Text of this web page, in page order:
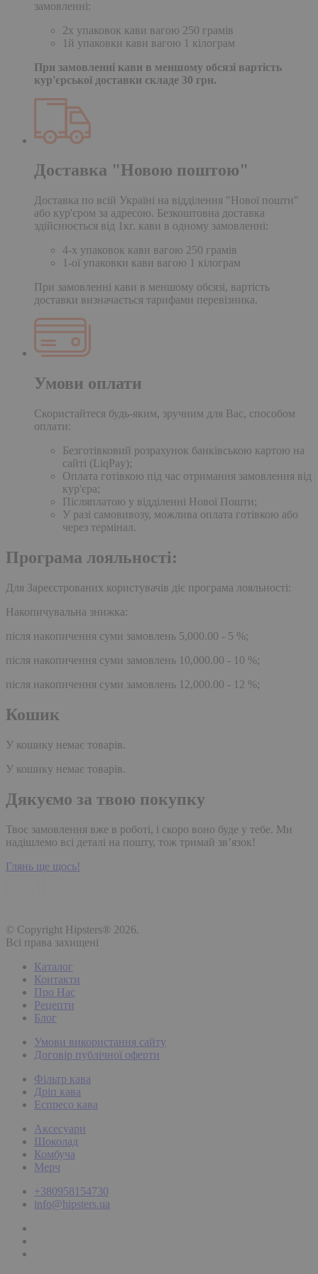
замовленні:
2х упаковок кави вагою 250 грамів
1й упаковки кави вагою 1 кілограм
При замовленні кави в меншому обсязі вартість
кур'єрської доставки складе 30 грн.
Доставка "Новою поштою"
Доставка по всій Україні на відділення "Нової пошти"
або кур'єром за адресою. Безкоштовна доставка
здійснюється від 1кг. кави в одному замовленні:
4-х упаковок кави вагою 250 грамів
1-ої упаковки кави вагою 1 кілограм
При замовленні кави в меншому обсязі, вартість
доставки визначається тарифами перевізника.
Умови оплати
Скористайтеся будь-яким, зручним для Вас, способом
оплати:
Безготівковий розрахунок банківською картою на
сайті (LiqPay);
Оплата готівкою під час отримання замовлення від
кур'єра;
Післяплатою у відділенні Нової Пошти;
У разі самовивозу, можлива оплата готівкою або
через термінал.
Програма лояльності:
Для Зареєстрованих користувачів діє програма лояльності:
Накопичувальна знижка:
після накопичення суми замовлень 5,000.00 - 5 %;
після накопичення суми замовлень 10,000.00 - 10 %;
після накопичення суми замовлень 12,000.00 - 12 %;
Кошик
У кошику немає товарів.
У кошику немає товарів.
Дякуємо за твою покупку
Твоє замовлення вже в роботі, і скоро воно буде у тебе. Ми
надішлемо всі деталі на пошту, тож тримай зв’язок!
Глянь ще щось!
© Copyright Hipsters® 2026.
Всі права захищені
Каталог
Контакти
Про Нас
Рецепти
Блог
Умови використання сайту
Договір публічної оферти
Фільтр кава
Дріп кава
Еспресо кава
Аксесуари
Шоколад
Комбуча
Мерч
+380958154730
info@hipsters.ua